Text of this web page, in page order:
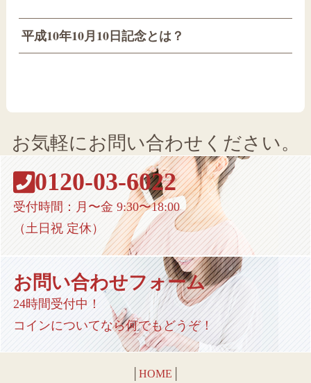
平成10年10月10日記念とは？
お気軽にお問い合わせください。
0120-03-6022
受付時間：月〜金 9:30〜18:00
（土日祝 定休）
お問い合わせフォーム
24時間受付中！
コインについてなら何でもどうぞ！
HOME